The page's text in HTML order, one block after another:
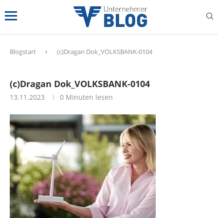
Blogstart (c)Dragan Dok_VOLKSBANK-0104
(c)Dragan Dok_VOLKSBANK-0104
13.11.2023 0 Minuten lesen